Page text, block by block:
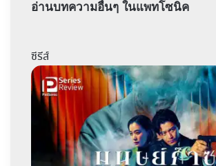
อ่านบทความอื่นๆ ในแพทโซนิค
ซีรีส์